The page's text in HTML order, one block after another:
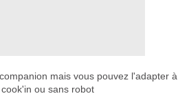
mais vous pouvez l'adapter à
ou sans robot